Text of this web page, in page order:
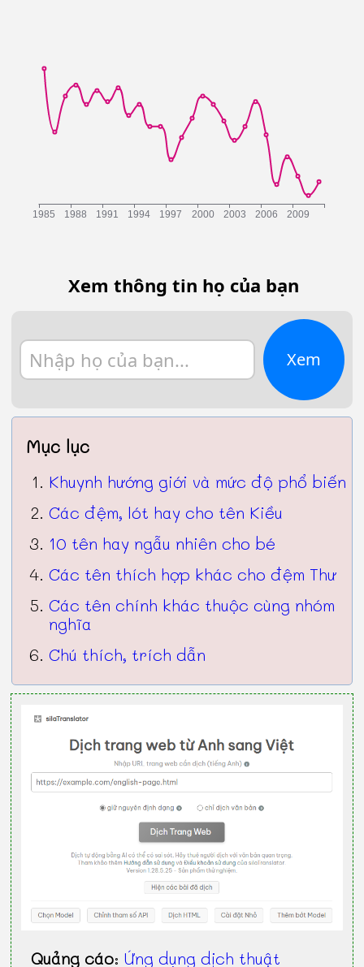
Xem thông tin họ của bạn
Xem
Mục lục
Khuynh hướng giới và mức độ phổ biến
Các đệm, lót hay cho tên Kiều
10 tên hay ngẫu nhiên cho bé
Các tên thích hợp khác cho đệm Thư
Các tên chính khác thuộc cùng nhóm
nghĩa
Chú thích, trích dẫn
Quảng cáo:Ứng dụng dịch thuật